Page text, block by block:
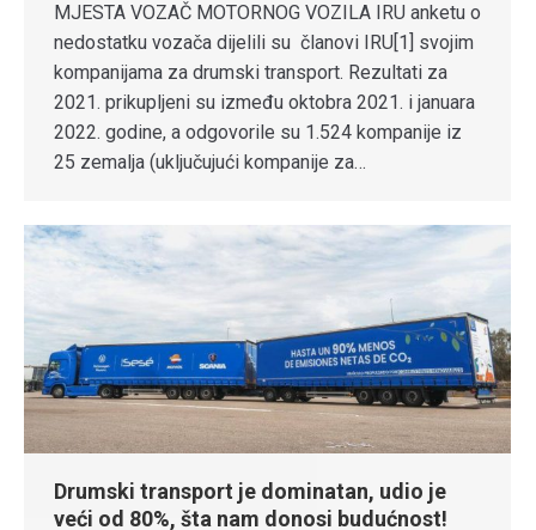
MJESTA VOZAČ MOTORNOG VOZILA IRU anketu o
nedostatku vozača dijelili su članovi IRU[1] svojim
kompanijama za drumski transport. Rezultati za
2021. prikupljeni su između oktobra 2021. i januara
2022. godine, a odgovorile su 1.524 kompanije iz
25 zemalja (uključujući kompanije za…
Drumski transport je dominatan, udio je
veći od 80%, šta nam donosi budućnost!